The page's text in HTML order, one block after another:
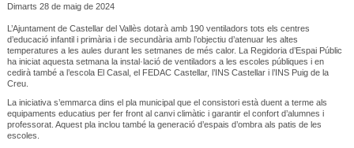
Dimarts 28 de maig de 2024
L’Ajuntament de Castellar del Vallès dotarà amb 190 ventiladors tots els centres
d’educació infantil i primària i de secundària amb l’objectiu d’atenuar les altes
temperatures a les aules durant les setmanes de més calor. La Regidoria d’Espai Públic
ha iniciat aquesta setmana la instal·lació de ventiladors a les escoles públiques i en
cedirà també a l’escola El Casal, el FEDAC Castellar, l’INS Castellar i l’INS Puig de la
Creu.
La iniciativa s’emmarca dins el pla municipal que el consistori està duent a terme als
equipaments educatius per fer front al canvi climàtic i garantir el confort d’alumnes i
professorat. Aquest pla inclou també la generació d’espais d’ombra als patis de les
escoles.